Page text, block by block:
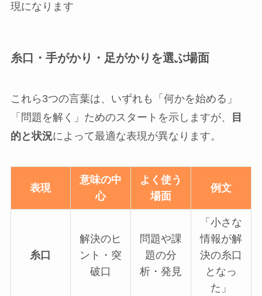
現になります
糸口・手がかり・足がかりを選ぶ場面
これら3つの言葉は、いずれも「何かを始める」
「問題を解く」ためのスタートを示しますが、
目
的と状況によって最適な表現が異なります。
表現
意味の中
心
よく使う
場面
例文
糸口
解決のヒ
ント・突
破口
問題や課
題の分
析・発見
「小さな
情報が解
決の糸口
となっ
た」